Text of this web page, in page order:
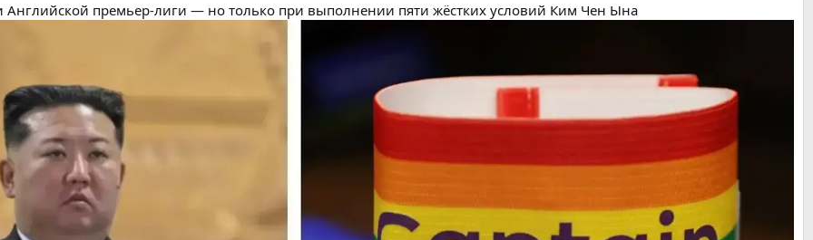
Английской премьер-лиги — но только при выполнении пяти жёстких условий Ким Чен Ына